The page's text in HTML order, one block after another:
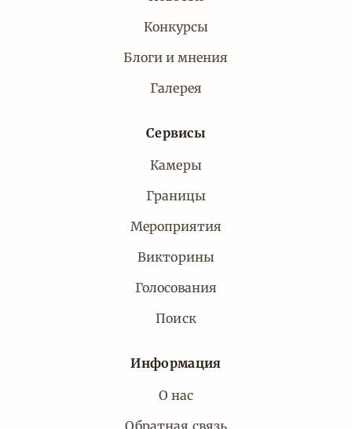
Конкурсы
Блоги и мнения
Галерея
Сервисы
Камеры
Границы
Мероприятия
Викторины
Голосования
Поиск
Информация
О нас